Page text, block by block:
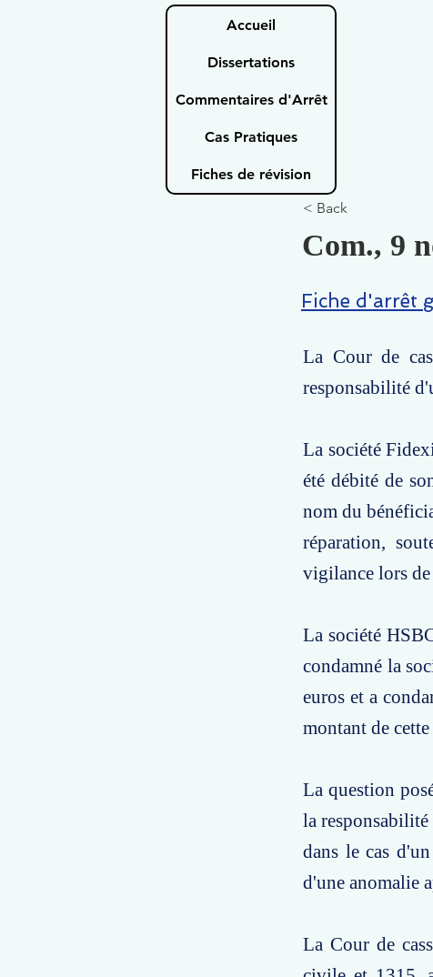
Accueil
Dissertations
Commentaires d'Arrêt
Cas Pratiques
Fiches de révision
< Back
Com., 9
Fiche d'arrêt
La Cour de
responsabilité
La société
été débité de
nom du
réparation,
vigilance lors de
La société
condamné la
euros et a
montant de
La question
la
dans le cas
d'une anomalie
La Cour de